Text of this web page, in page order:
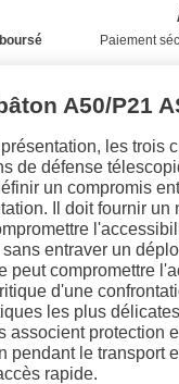
Paiement
A50/P21
les trois
de défense
un compromis
Il doit fournir un
entraver un
peut compromettre
d'une
les plus
associent protection
pendant le transport
rapide.